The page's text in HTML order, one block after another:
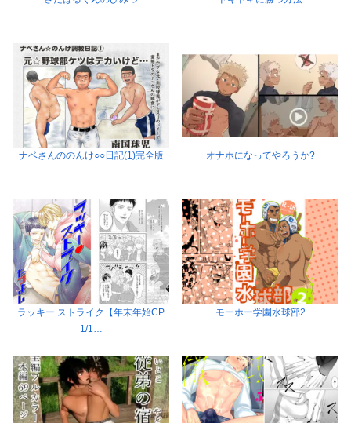
ナベさんののんけ○○日記(1)完全版 オナホになってやろうか?
ラッキー ストライク【年末年始CP
1/1…
モーホー学園水球部2